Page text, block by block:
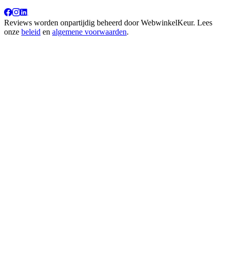
Reviews worden onpartijdig beheerd doorWebwinkelKeur. Lees
onze beleid en algemene voorwaarden.